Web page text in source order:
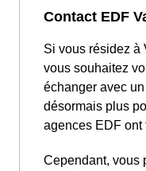
Contact EDF
Si vous résidez à
vous souhaitez
échanger avec
désormais plus
agences EDF ont
Cependant, vous